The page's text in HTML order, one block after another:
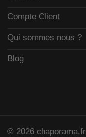
Compte Client
Qui sommes nous ?
Blog
© 2026 chaporama.fr